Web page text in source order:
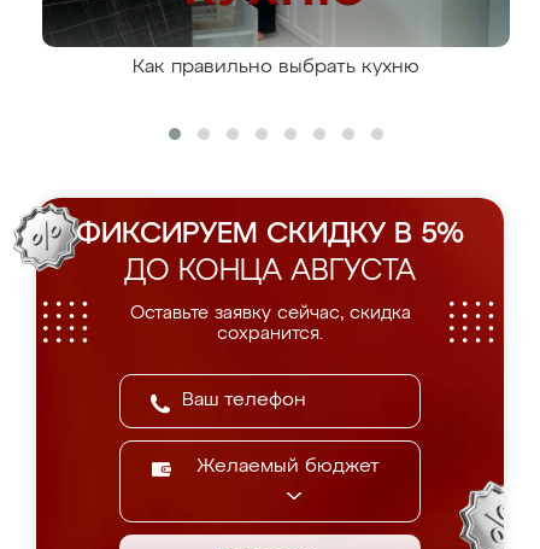
Как правильно выбрать кухню
ФИКСИРУЕМ СКИДКУ В 5%
ДО КОНЦА АВГУСТА
Оставьте заявку сейчас, скидка
сохранится.
Желаемый бюджет